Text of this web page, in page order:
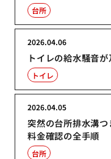
台所
トイレの給水騒音
2026.04.06
トイレ
突然の台所排水溝
料金確認の全手順
2026.04.05
台所